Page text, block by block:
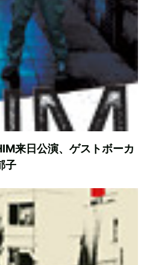
来日公演、ゲストボーカ
子